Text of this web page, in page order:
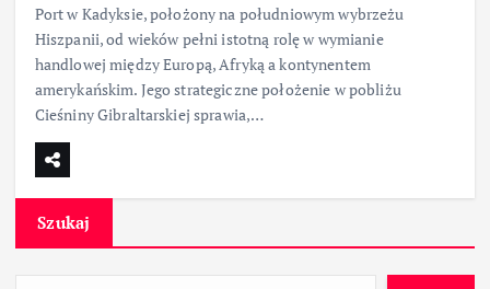
Port w Kadyksie, położony na południowym wybrzeżu
Hiszpanii, od wieków pełni istotną rolę w wymianie
handlowej między Europą, Afryką a kontynentem
amerykańskim. Jego strategiczne położenie w pobliżu
Cieśniny Gibraltarskiej sprawia,…
Szukaj